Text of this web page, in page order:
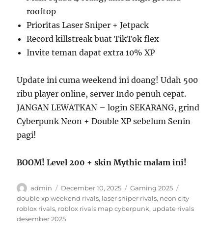
rooftop
Prioritas Laser Sniper + Jetpack
Record killstreak buat TikTok flex
Invite teman dapat extra 10% XP
Update ini cuma weekend ini doang! Udah 500
ribu player online, server Indo penuh cepat.
JANGAN LEWATKAN – login SEKARANG, grind
Cyberpunk Neon + Double XP sebelum Senin
pagi!
BOOM! Level 200 + skin Mythic malam ini!
Author
admin
Posted
on
December 10, 2025 Categories
Gaming 2025
double xp weekend rivals, laser sniper rivals, neon city
roblox rivals, roblox rivals map cyberpunk, update rivals
desember 2025